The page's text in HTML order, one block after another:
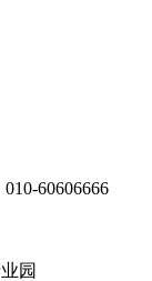
60606666
园